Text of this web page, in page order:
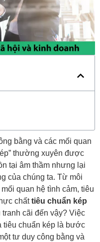
bằng và các mối quan
thường xuyên được
tại âm thầm nhưng lại
của chúng ta. Từ môi
quan hệ tình cảm, tiêu
chấttiêu chuẩn kép
cãi đến vậy? Việc
tiêu chuẩn kép là bước
tư duy công bằng và